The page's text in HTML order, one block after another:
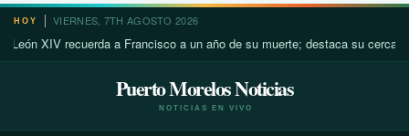
Saltar
contenido
HOY VIERNES, 7TH AGOSTO 2026
recuerda a Francisco a un año de su muerte; destaca su cercanía con
Puerto Morelos Noticias
NOTICIAS EN VIVO